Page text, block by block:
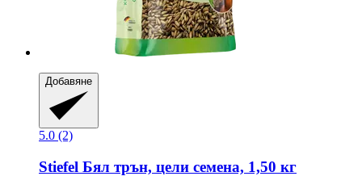
Добавяне
5.0 (2)
Stiefel Бял трън, цели семена, 1,50 кг